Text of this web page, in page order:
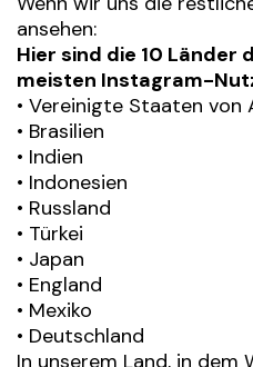
ansehen:
Hier sind die 10 Länder
meisten Instagram-
• Vereinigte Staaten von
• Brasilien
• Indien
• Indonesien
• Russland
• Türkei
• Japan
• England
• Mexiko
• Deutschland
In unserem Land, in